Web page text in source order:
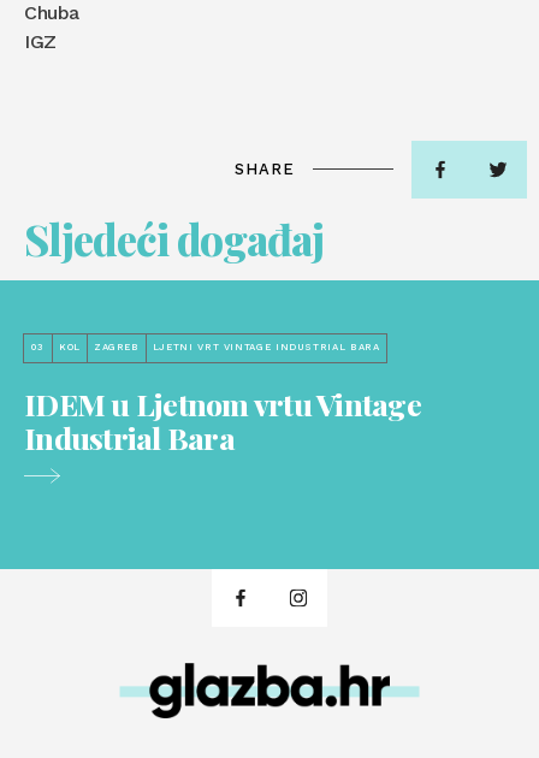
Chuba
IGZ
SHARE
Sljedeći događaj
03 KOL ZAGREB LJETNI VRT VINTAGE INDUSTRIAL BARA
IDEM u Ljetnom vrtu Vintage
Industrial Bara